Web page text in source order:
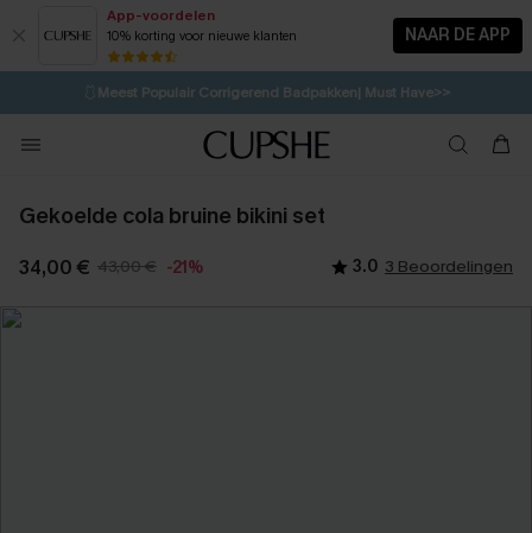
App-voordelen
10% korting voor nieuwe klanten NAAR DE APP
⚡️LAATSTE KANS | Tot 50% korting>>
🩱Meest Populair Corrigerend Badpakken| Must Have>>
💌Abonneer je & ontvang tot 15% korting>>
Koop 2, krijg 10% korting | CODE: AG18
Gekoelde cola bruine bikini set
34,00 € 43,00 € -21% 3.0 3 Beoordelingen